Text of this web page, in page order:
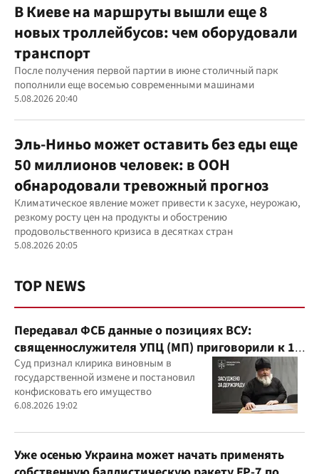
В Киеве на маршруты вышли еще 8
новых троллейбусов: чем оборудовали
транспорт
После получения первой партии в июне столичный парк
пополнили еще восемью современными машинами
5.08.2026 20:40
Эль-Ниньо может оставить без еды еще
50 миллионов человек: в ООН
обнародовали тревожный прогноз
Климатическое явление может привести к засухе, неурожаю,
резкому росту цен на продукты и обострению
продовольственного кризиса в десятках стран
5.08.2026 20:05
TOP NEWS
Передавал ФСБ данные о позициях ВСУ:
священнослужителя УПЦ (МП) приговорили к 15
годам
Суд признал клирика виновным в
государственной измене и постановил
конфисковать его имущество
6.08.2026 19:02
Уже осенью Украина может начать применять